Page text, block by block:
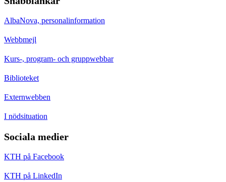
AlbaNova, personalinformation
Webbmejl
Kurs-, program- och gruppwebbar
Biblioteket
Externwebben
I nödsituation
Sociala medier
KTH på Facebook
KTH på LinkedIn